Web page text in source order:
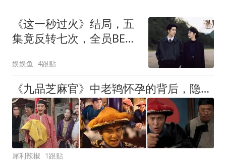
《这一秒过火》结局，五
集竟反转七次，全员BE让
娱娱鱼 4跟贴
《九品芝麻官》中老鸨怀孕的背后，隐藏着中国最黑暗最屈辱的历史
犀利辣椒 1跟贴